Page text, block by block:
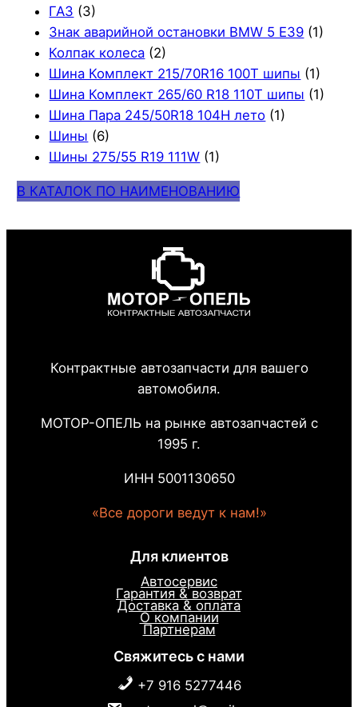
ГАЗ (3)
Знак аварийной остановки BMW 5 E39 (1)
Колпак колеса (2)
Шина Комплект 215/70R16 100T шипы (1)
Шина Комплект 265/60 R18 110T шипы (1)
Шина Пара 245/50R18 104H лето (1)
Шины (6)
Шины 275/55 R19 111W (1)
В КАТАЛОК ПО НАИМЕНОВАНИЮ
Контрактные автозапчасти для вашего
автомобиля.
МОТОР-ОПЕЛЬ на рынке автозапчастей с
1995 г.
ИНН 5001130650
«Все дороги ведут к нам!»
Для клиентов
Автосервис
Гарантия & возврат
Доставка & оплата
О компании
Партнерам
Свяжитесь с нами
+7 916 5277446